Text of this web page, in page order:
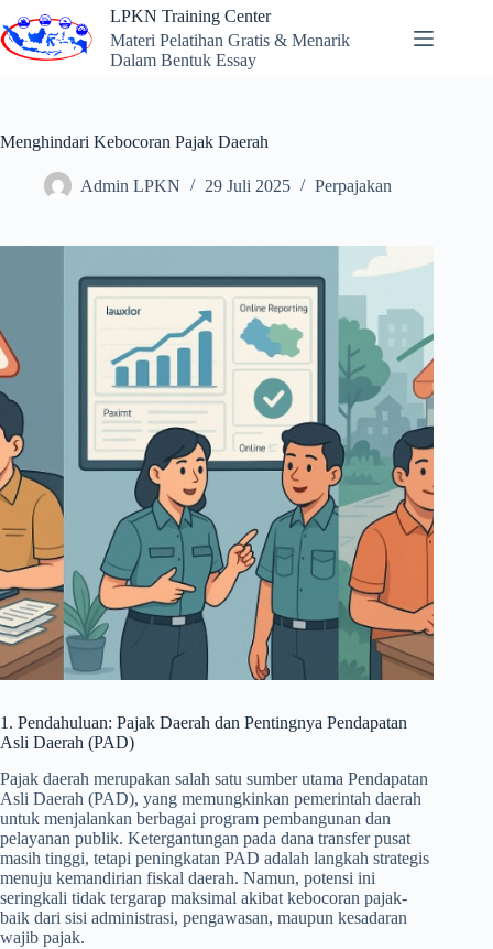
to
content
LPKN Training Center
Materi Pelatihan Gratis & Menarik
Dalam Bentuk Essay
Menghindari Kebocoran Pajak Daerah
Admin LPKN 29 Juli 2025 Perpajakan
1. Pendahuluan: Pajak Daerah dan Pentingnya Pendapatan
Asli Daerah (PAD)
Pajak daerah merupakan salah satu sumber utama Pendapatan
Asli Daerah (PAD), yang memungkinkan pemerintah daerah
untuk menjalankan berbagai program pembangunan dan
pelayanan publik. Ketergantungan pada dana transfer pusat
masih tinggi, tetapi peningkatan PAD adalah langkah strategis
menuju kemandirian fiskal daerah. Namun, potensi ini
seringkali tidak tergarap maksimal akibat kebocoran pajak-
baik dari sisi administrasi, pengawasan, maupun kesadaran
wajib pajak.